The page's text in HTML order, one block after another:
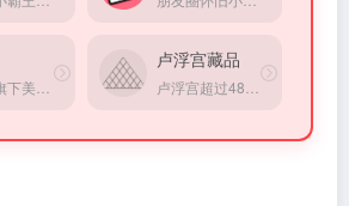
卢浮宫藏品